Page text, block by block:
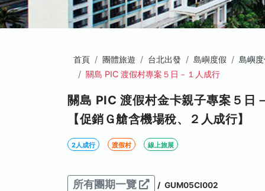
首頁 團體旅遊 台北出發 島嶼度假
島嶼
關島 PIC 渡假村專案５日－１人成行
關島 PIC 渡假村金卡親子專案５日
【促銷Ｇ艙含機場稅、２人成行】
2人成行 渡假村 線上旅展
所有團期一覽 / GUM05CI002